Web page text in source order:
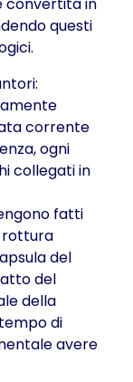
convertita in
questi
corrente
ogni
collegati in
fatti
rottura
del
del
della
di
avere